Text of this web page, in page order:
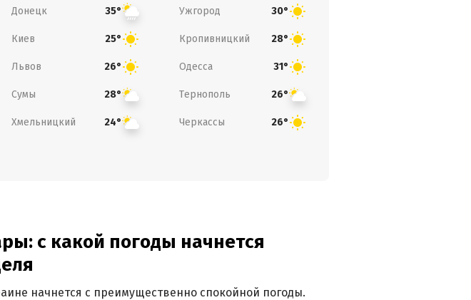
Донецк 35° Ужгород 30°
Киев 25° Кропивницкий 28°
Львов 26° Одесса 31°
Сумы 28° Тернополь 26°
Хмельницкий 24° Черкассы 26°
с какой погоды начнется
начнется с преимущественно спокойной погоды.